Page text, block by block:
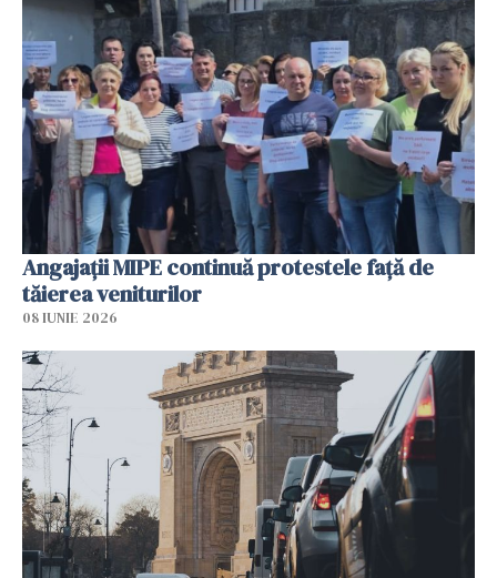
Angajaţii MIPE continuă protestele faţă de
tăierea veniturilor
08 IUNIE 2026